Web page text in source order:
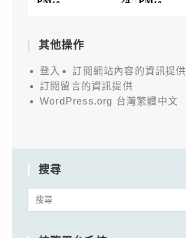
其他操作
登入
訂閱網站內容的資訊提供
訂閱留言的資訊提供
WordPress.org 台灣繁體中文
搜尋
Search